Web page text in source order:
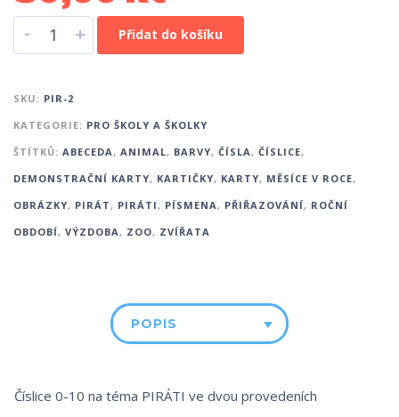
- + Přidat do košíku
SKU: PIR-2
KATEGORIE: PRO ŠKOLY A ŠKOLKY
ŠTÍTKŮ: ABECEDA , ANIMAL, BARVY, ČÍSLA , ČÍSLICE,
DEMONSTRAČNÍ KARTY, KARTIČKY, KARTY, MĚSÍCE V ROCE,
OBRÁZKY, PIRÁT , PIRÁTI , PÍSMENA , PŘIŘAZOVÁNÍ, ROČNÍ
OBDOBÍ, VÝZDOBA , ZOO, ZVÍŘATA
POPIS
Číslice 0-10 na téma PIRÁTI ve dvou provedeních